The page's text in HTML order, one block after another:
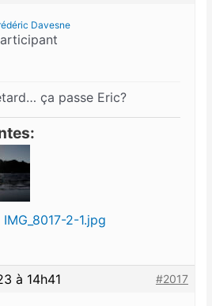
Davesne
ça passe Eric?
IMG_8017-2-1.jpg
à 14h41 #2017